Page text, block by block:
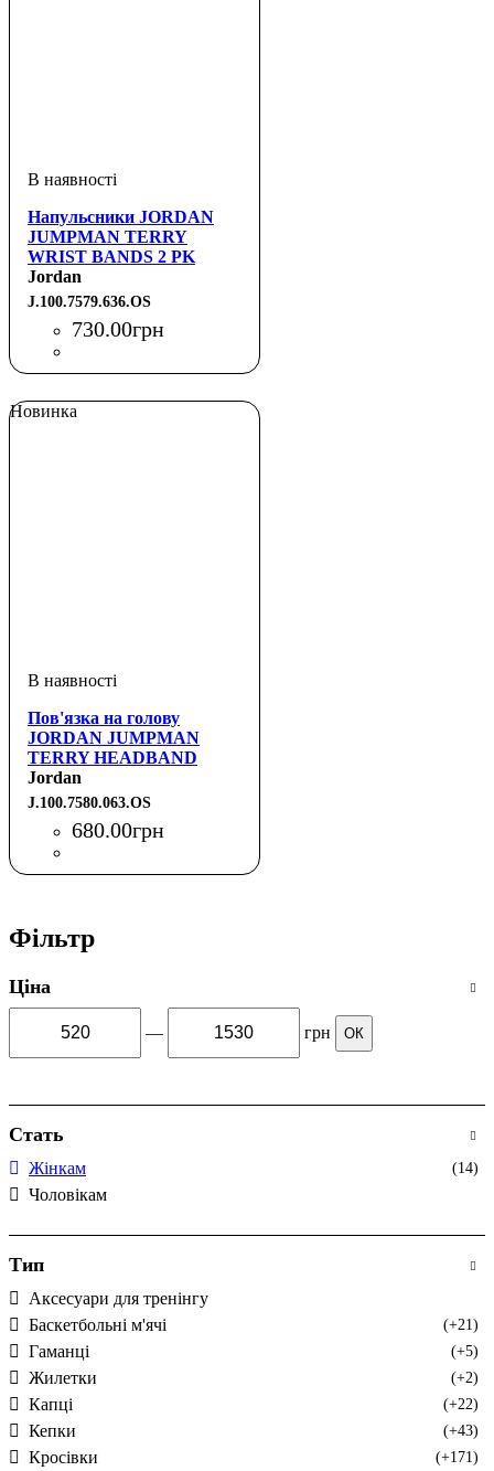
Напульсники JORDAN
JUMPMAN TERRY
WRIST BANDS 2 PK
GYM RED/BLACK/GYM
RED OSFM
Jordan
J.100.7579.636.OS
730.00грн
Новинка
Пов'язка на голову
JORDAN JUMPMAN
TERRY HEADBAND
BLACK/GYM RED OSFM
Jordan
J.100.7580.063.OS
680.00грн
Фільтр
Ціна
— грн ОК
Стать
Жінкам (14)
Чоловікам
Тип
Аксесуари для тренінгу
Баскетбольні м'ячі
(+21)
Гаманці (+5)
Жилетки (+2)
Капці (+22)
Кепки (+43)
Кросівки (+171)